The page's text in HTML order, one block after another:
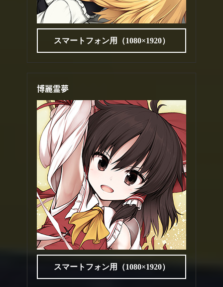
スマートフォン用（1080×1920）
博麗霊夢
スマートフォン用（1080×1920）